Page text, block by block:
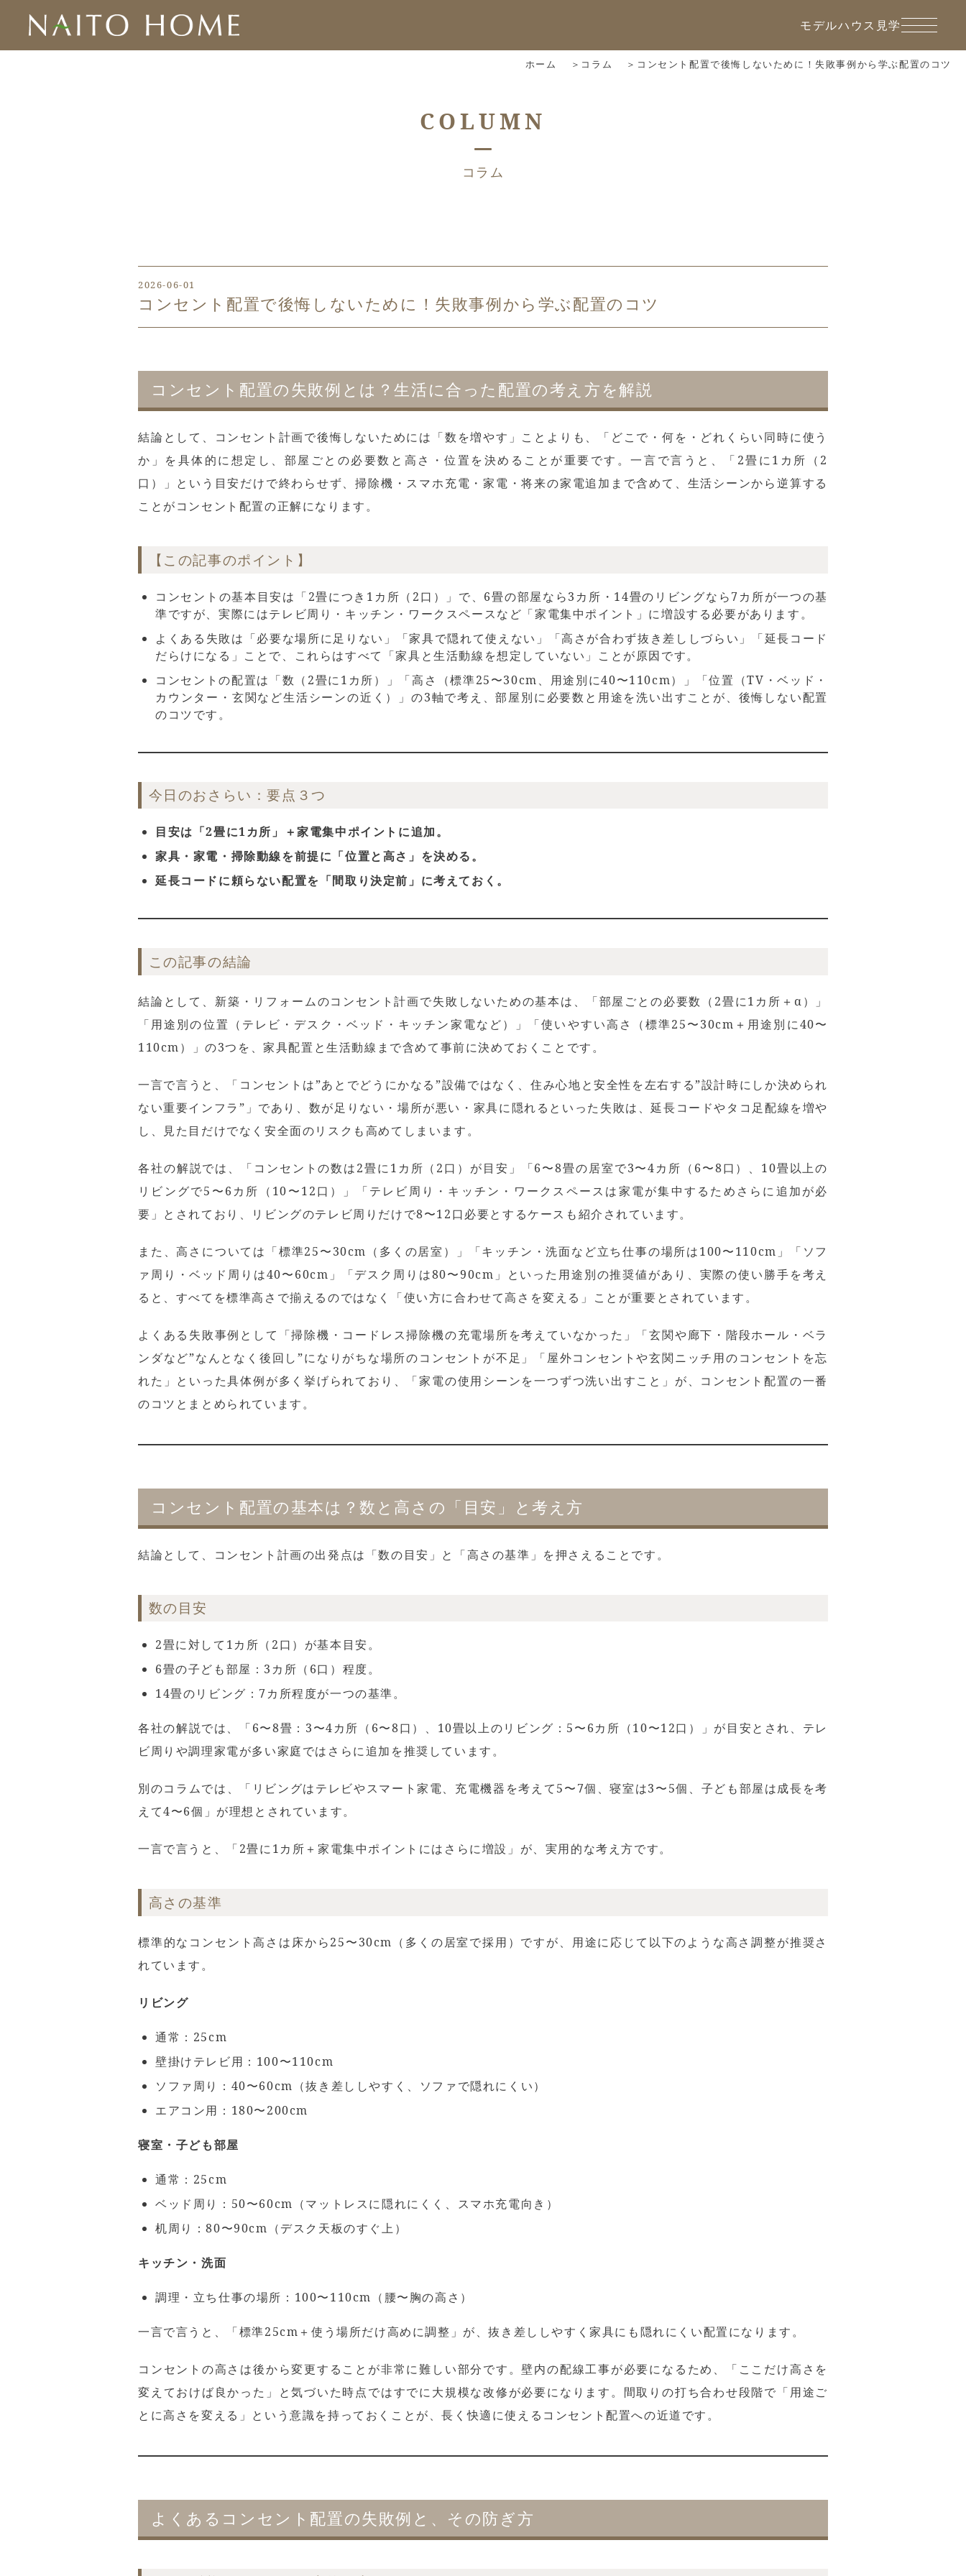
モデルハウス見学
COLUMN
コラム
ホーム コラム コンセント配置で後悔しないために！失敗事例から学ぶ配置のコツ
2026-06-01
コンセント配置で後悔しないために！失敗事例から学ぶ配置のコツ
コンセント配置の失敗例とは？生活に合った配置の考え方を解説
結論として、コンセント計画で後悔しないためには「数を増やす」ことよりも、「どこで・何を・どれくらい同時に使う
か」を具体的に想定し、部屋ごとの必要数と高さ・位置を決めることが重要です。一言で言うと、「2畳に1カ所（2
口）」という目安だけで終わらせず、掃除機・スマホ充電・家電・将来の家電追加まで含めて、生活シーンから逆算する
ことがコンセント配置の正解になります。
【この記事のポイント】
コンセントの基本目安は「2畳につき1カ所（2口）」で、6畳の部屋なら3カ所・14畳のリビングなら7カ所が一つの基
準ですが、実際にはテレビ周り・キッチン・ワークスペースなど「家電集中ポイント」に増設する必要があります。
よくある失敗は「必要な場所に足りない」「家具で隠れて使えない」「高さが合わず抜き差ししづらい」「延長コード
だらけになる」ことで、これらはすべて「家具と生活動線を想定していない」ことが原因です。
コンセントの配置は「数（2畳に1カ所）」「高さ（標準25〜30cm、用途別に40〜110cm）」「位置（TV・ベッド・
カウンター・玄関など生活シーンの近く）」の3軸で考え、部屋別に必要数と用途を洗い出すことが、後悔しない配置
のコツです。
今日のおさらい：要点３つ
目安は「2畳に1カ所」＋家電集中ポイントに追加。
家具・家電・掃除動線を前提に「位置と高さ」を決める。
延長コードに頼らない配置を「間取り決定前」に考えておく。
この記事の結論
結論として、新築・リフォームのコンセント計画で失敗しないための基本は、「部屋ごとの必要数（2畳に1カ所＋α）」
「用途別の位置（テレビ・デスク・ベッド・キッチン家電など）」「使いやすい高さ（標準25〜30cm＋用途別に40〜
110cm）」の3つを、家具配置と生活動線まで含めて事前に決めておくことです。
一言で言うと、「コンセントは”あとでどうにかなる”設備ではなく、住み心地と安全性を左右する”設計時にしか決められ
ない重要インフラ”」であり、数が足りない・場所が悪い・家具に隠れるといった失敗は、延長コードやタコ足配線を増や
し、見た目だけでなく安全面のリスクも高めてしまいます。
各社の解説では、「コンセントの数は2畳に1カ所（2口）が目安」「6〜8畳の居室で3〜4カ所（6〜8口）、10畳以上の
リビングで5〜6カ所（10〜12口）」「テレビ周り・キッチン・ワークスペースは家電が集中するためさらに追加が必
要」とされており、リビングのテレビ周りだけで8〜12口必要とするケースも紹介されています。
また、高さについては「標準25〜30cm（多くの居室）」「キッチン・洗面など立ち仕事の場所は100〜110cm」「ソフ
ァ周り・ベッド周りは40〜60cm」「デスク周りは80〜90cm」といった用途別の推奨値があり、実際の使い勝手を考え
ると、すべてを標準高さで揃えるのではなく「使い方に合わせて高さを変える」ことが重要とされています。
よくある失敗事例として「掃除機・コードレス掃除機の充電場所を考えていなかった」「玄関や廊下・階段ホール・ベラ
ンダなど”なんとなく後回し”になりがちな場所のコンセントが不足」「屋外コンセントや玄関ニッチ用のコンセントを忘
れた」といった具体例が多く挙げられており、「家電の使用シーンを一つずつ洗い出すこと」が、コンセント配置の一番
のコツとまとめられています。
コンセント配置の基本は？数と高さの「目安」と考え方
結論として、コンセント計画の出発点は「数の目安」と「高さの基準」を押さえることです。
数の目安
2畳に対して1カ所（2口）が基本目安。
6畳の子ども部屋：3カ所（6口）程度。
14畳のリビング：7カ所程度が一つの基準。
各社の解説では、「6〜8畳：3〜4カ所（6〜8口）、10畳以上のリビング：5〜6カ所（10〜12口）」が目安とされ、テレ
ビ周りや調理家電が多い家庭ではさらに追加を推奨しています。
別のコラムでは、「リビングはテレビやスマート家電、充電機器を考えて5〜7個、寝室は3〜5個、子ども部屋は成長を考
えて4〜6個」が理想とされています。
一言で言うと、「2畳に1カ所＋家電集中ポイントにはさらに増設」が、実用的な考え方です。
高さの基準
標準的なコンセント高さは床から25〜30cm（多くの居室で採用）ですが、用途に応じて以下のような高さ調整が推奨さ
れています。
リビング
通常：25cm
壁掛けテレビ用：100〜110cm
ソファ周り：40〜60cm（抜き差ししやすく、ソファで隠れにくい）
エアコン用：180〜200cm
寝室・子ども部屋
通常：25cm
ベッド周り：50〜60cm（マットレスに隠れにくく、スマホ充電向き）
机周り：80〜90cm（デスク天板のすぐ上）
キッチン・洗面
調理・立ち仕事の場所：100〜110cm（腰〜胸の高さ）
一言で言うと、「標準25cm＋使う場所だけ高めに調整」が、抜き差ししやすく家具にも隠れにくい配置になります。
コンセントの高さは後から変更することが非常に難しい部分です。壁内の配線工事が必要になるため、「ここだけ高さを
変えておけば良かった」と気づいた時点ではすでに大規模な改修が必要になります。間取りの打ち合わせ段階で「用途ご
とに高さを変える」という意識を持っておくことが、長く快適に使えるコンセント配置への近道です。
よくあるコンセント配置の失敗例と、その防ぎ方